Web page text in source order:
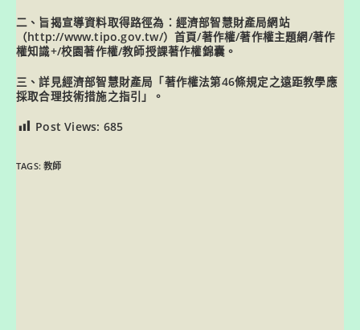
二、旨揭宣導資料取得路徑為：經濟部智慧財產局網站
（http://www.tipo.gov.tw/）首頁/著作權/著作權主題網/著作
權知識+/校園著作權/教師授課著作權錦囊。
三、詳見經濟部智慧財產局「著作權法第46條規定之遠距教學應
採取合理技術措施之指引」。
Post Views: 685
TAGS:教師